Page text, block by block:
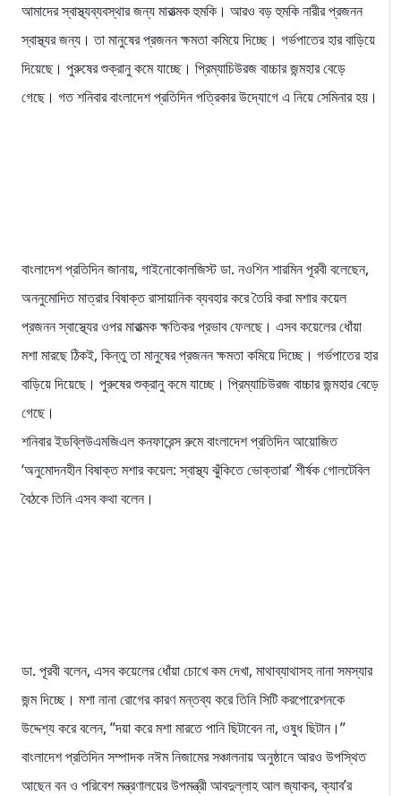
আমাদের স্বাস্থ্যব্যবস্থার জন্য মারাত্মক হুমকি। আরও বড় হুমকি নারীর প্রজনন
স্বাস্থ্যর জন্য। তা মানুষের প্রজনন ক্ষমতা কমিয়ে দিচ্ছে। গর্ভপাতের হার বাড়িয়ে
দিয়েছে। পুরুষের শুক্রানু কমে যাচ্ছে। প্রিম্যাচিউরজ বাচ্চার জন্মহার বেড়ে
গেছে। গত শনিবার বাংলাদেশ প্রতিদিন পত্রিকার উদ্যোগে এ নিয়ে সেমিনার হয়।
বাংলাদেশ প্রতিদিন জানায়, গাইনোকোলজিস্ট ডা. নওশিন শারমিন পূরবী বলেছেন,
অননুমোদিত মাত্রার বিষাক্ত রাসায়ানিক ব্যবহার করে তৈরি করা মশার কয়েল
প্রজনন স্বাস্থ্যের ওপর মারাত্মক ক্ষতিকর প্রভাব ফেলছে। এসব কয়েলের ধোঁয়া
মশা মারছে ঠিকই, কিন্তু তা মানুষের প্রজনন ক্ষমতা কমিয়ে দিচ্ছে। গর্ভপাতের হার
বাড়িয়ে দিয়েছে। পুরুষের শুক্রানু কমে যাচ্ছে। প্রিম্যাচিউরজ বাচ্চার জন্মহার বেড়ে
গেছে।
শনিবার ইডব্লিউএমজিএল কনফারেন্স রুমে বাংলাদেশ প্রতিদিন আয়োজিত
‘অনুমোদনহীন বিষাক্ত মশার কয়েল: স্বাস্থ্য ঝুঁকিতে ভোক্তারা’ শীর্ষক গোলটেবিল
বৈঠকে তিনি এসব কথা বলেন।
ডা. পূরবী বলেন, এসব কয়েলের ধোঁয়া চোখে কম দেখা, মাথাব্যাথাসহ নানা সমস্যার
জন্ম দিচ্ছে। মশা নানা রোগের কারণ মন্তব্য করে তিনি সিটি করপোরেশনকে
উদ্দেশ্য করে বলেন, ”দয়া করে মশা মারতে পানি ছিটাবেন না, ওষুধ ছিটান।”
বাংলাদেশ প্রতিদিন সম্পাদক নঈম নিজামের সঞ্চালনায় অনুষ্ঠানে আরও উপস্থিত
আছেন বন ও পরিবেশ মন্ত্রণালয়ের উপমন্ত্রী আবদুল্লাহ আল জ্যাকব, ক্যাব’র